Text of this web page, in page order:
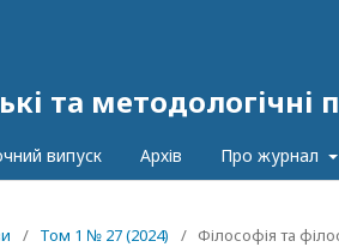
та методологічні
випуск Архів Про журнал
/ Том 1 № 27 (2024) / Філософія та